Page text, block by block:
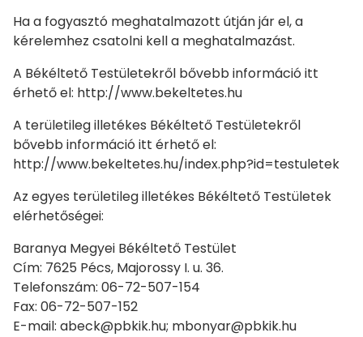
Ha a fogyasztó meghatalmazott útján jár el, a
kérelemhez csatolni kell a meghatalmazást.
A Békéltető Testületekről bővebb információ itt
érhető el: http://www.bekeltetes.hu
A területileg illetékes Békéltető Testületekről
bővebb információ itt érhető el:
http://www.bekeltetes.hu/index.php?id=testuletek
Az egyes területileg illetékes Békéltető Testületek
elérhetőségei:
Baranya Megyei Békéltető Testület
Cím: 7625 Pécs, Majorossy I. u. 36.
Telefonszám: 06-72-507-154
Fax: 06-72-507-152
E-mail: abeck@pbkik.hu; mbonyar@pbkik.hu